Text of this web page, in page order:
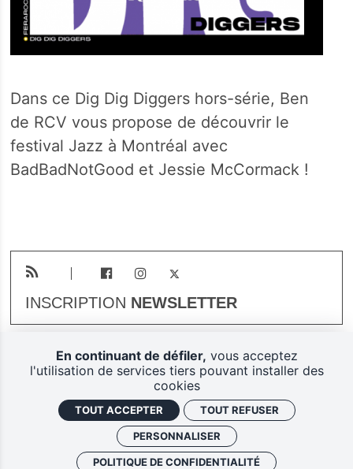
Dans ce Dig Dig Diggers hors-série, Ben
de RCV vous propose de découvrir le
festival Jazz à Montréal avec
BadBadNotGood et Jessie McCormack !
INSCRIPTION NEWSLETTER
Plan du site
Mentions légales
Politique de confidentialité
Ferarock.org, une réalisation
En continuant de défiler, vous acceptez
l'utilisation de services tiers pouvant installer des
cookies
TOUT ACCEPTER TOUT REFUSER
PERSONNALISER
POLITIQUE DE CONFIDENTIALITÉ